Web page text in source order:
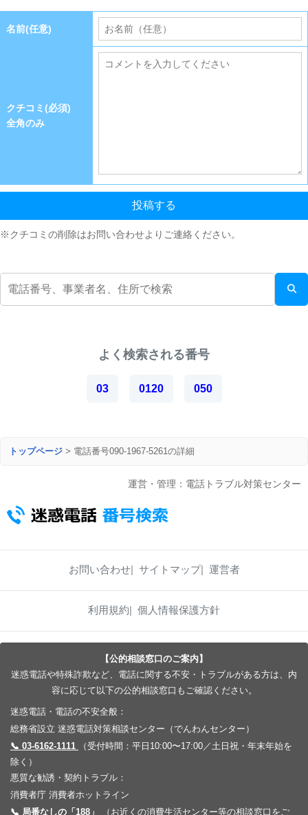
名前(任意)
クチコミ(必須)
全角のみ
投稿する
※クチコミの削除はお問い合わせよりご連絡ください。
よく検索される番号
03 0120 050
トップページ > 電話番号090-1967-5261の詳細
運営・管理：電話トラブル対策センター
お問い合わせ サイトマップ 運営者
利用規約 個人情報保護方針
【公的相談窓口のご案内】
迷惑電話や特殊詐欺など、電話に関する不安・トラブルがある方は、内
容に応じて以下の公的相談窓口もご確認ください。
迷惑電話・電話の不安全般：
総務省設立 迷惑電話対策相談センター（でんわんセンター）
📞 03-6162-1111
（受付時間：平日10:00〜17:00／土日祝・年末年始を
除く）
悪質な勧誘・契約トラブル：
消費者庁 消費者ホットライン
📞 局番なしの「188」
（お近くの消費生活センター等の相談窓口をご